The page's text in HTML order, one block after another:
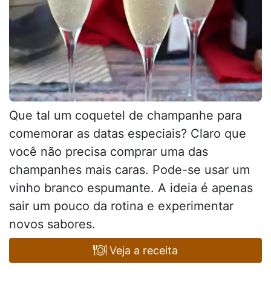
Que tal um coquetel de champanhe para
comemorar as datas especiais? Claro que
você não precisa comprar uma das
champanhes mais caras. Pode-se usar um
vinho branco espumante. A ideia é apenas
sair um pouco da rotina e experimentar
novos sabores.
Veja a receita